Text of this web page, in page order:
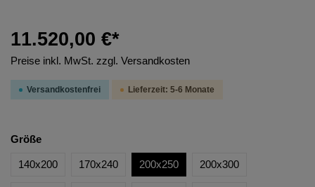
11.520,00 €*
Preise inkl. MwSt. zzgl. Versandkosten
Versandkostenfrei Lieferzeit: 5-6 Monate
Größe
140x200 170x240 200x250 200x300